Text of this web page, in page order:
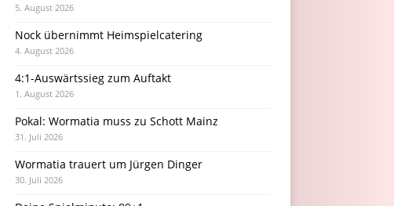
5. August 2026
Nock übernimmt Heimspielcatering
4. August 2026
4:1-Auswärtssieg zum Auftakt
1. August 2026
Pokal: Wormatia muss zu Schott Mainz
31. Juli 2026
Wormatia trauert um Jürgen Dinger
30. Juli 2026